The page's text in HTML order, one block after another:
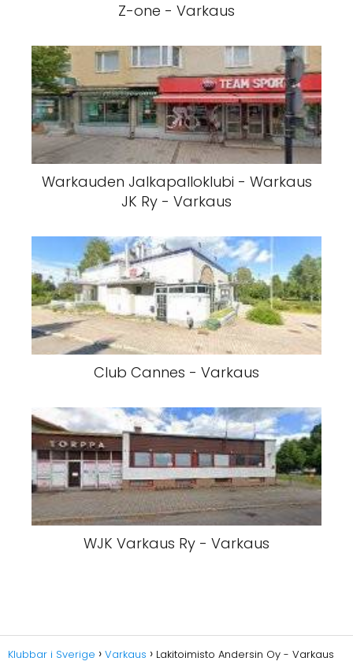
Z-one - Varkaus
Warkauden Jalkapalloklubi - Warkaus
JK Ry - Varkaus
Club Cannes - Varkaus
WJK Varkaus Ry - Varkaus
Klubbar i Sverige Varkaus Lakitoimisto Andersin Oy - Varkaus